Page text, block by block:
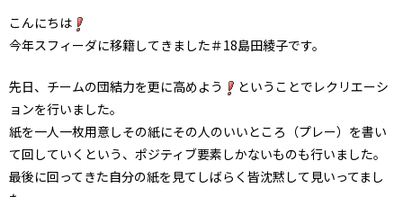
こんにちは
今年スフィーダに移籍してきました＃18島田綾子です。
先日、チームの団結力を更に高めよう
ということでレクリエーシ
ョンを行いました。
紙を一人一枚用意しその紙にその人のいいところ（プレー）を書い
て回していくという、ポジティブ要素しかないものも行いました。
最後に回ってきた自分の紙を見てしばらく皆沈黙して見いってまし